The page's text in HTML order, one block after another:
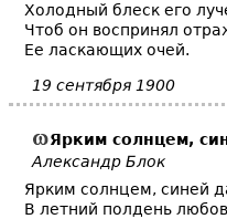
Холодный блеск его
Чтоб он воспринял
Ее ласкающих очей.
19 сентября 1900
Ярким солнцем,
Александр Блок
Ярким солнцем, синей
В летний полдень